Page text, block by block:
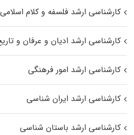
کارشناسی ارشد فلسفه و کلام اسلامی
کارشناسی ارشد ادیان و عرفان و
کارشناسی ارشد امور فرهنگی
کارشناسی ارشد ایران شناسی
کارشناسی ارشد باستان شناسی